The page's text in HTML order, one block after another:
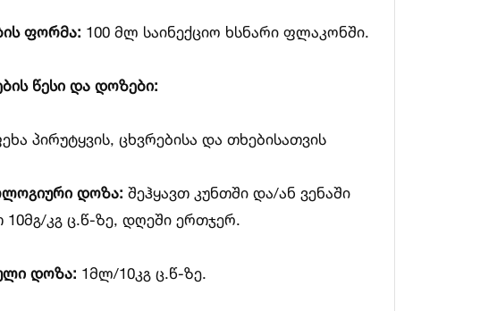
ფორმა: 100 მლ საინექციო ხსნარი ფლაკონში.
წესი და დოზები:
პირუტყვის, ცხვრებისა და თხებისათვის
დოზა: შეჰყავთ კუნთში და/ან ვენაში
10მგ/კგ ც.წ-ზე, დღეში ერთჯერ.
დოზა: 1მლ/10კგ ც.წ-ზე.